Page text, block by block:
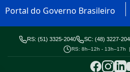
Portal do Governo Brasileiro
RS: (51) 3325-2040 SC: (48) 3227-
RS: 8h–12h - 13h–17h